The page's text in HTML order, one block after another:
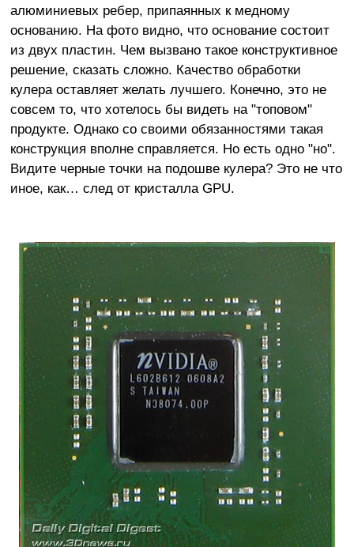
алюминиевых ребер, припаянных к медному
основанию. На фото видно, что основание состоит
из двух пластин. Чем вызвано такое конструктивное
решение, сказать сложно. Качество обработки
кулера оставляет желать лучшего. Конечно, это не
совсем то, что хотелось бы видеть на "топовом"
продукте. Однако со своими обязанностями такая
конструкция вполне справляется. Но есть одно "но".
Видите черные точки на подошве кулера? Это не что
иное, как… след от кристалла GPU.